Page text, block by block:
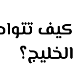
كيف
الخليج؟